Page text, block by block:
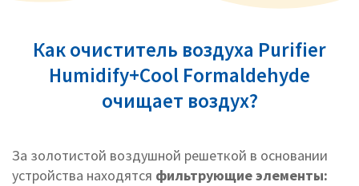
Как очиститель воздуха Purifier
Humidify+Cool Formaldehyde
очищает воздух?
За золотистой воздушной решеткой в основании
устройства находятся фильтрующие элементы: